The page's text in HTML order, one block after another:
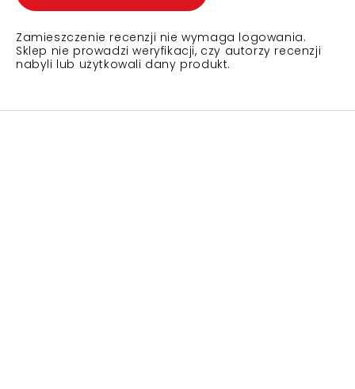
Zamieszczenie recenzji nie wymaga logowania.
Sklep nie prowadzi weryfikacji, czy autorzy recenzji
nabyli lub użytkowali dany produkt.